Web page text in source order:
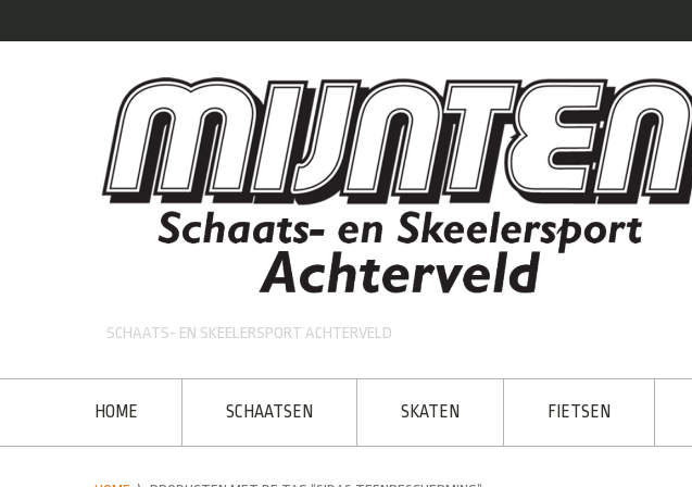
SCHAATS- EN SKEELERSPORT ACHTERVELD
HOME SCHAATSEN SKATEN FIETSEN